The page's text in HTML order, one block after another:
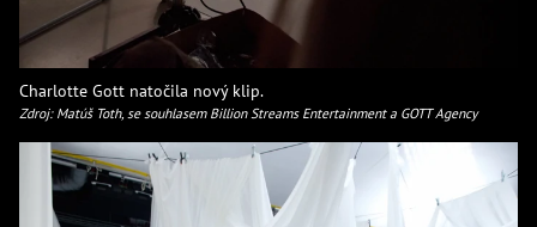
Charlotte Gott natočila nový klip.
Zdroj: Matúš Toth, se souhlasem Billion Streams Entertainment a GOTT Agency